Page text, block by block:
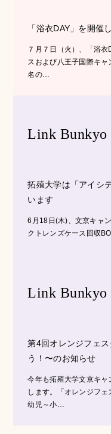
「浴衣DAY」を開催
７月７日（火）、「浴
スおよび八王子国際キャ
名の…
Link Bunkyo
拓殖大学は「アイシ
います
6月18日(木)、文京キャ
クトレンズケース回収
Link Bunkyo
第4回オレンジフェ
う！〜のお知らせ
今年も拓殖大学文京キ
します。「オレンジフ
幼児～小…